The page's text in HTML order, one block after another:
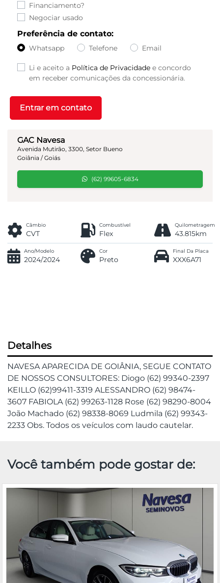
GAC Navesa
Avenida Mutirão, 3300, Setor Bueno
Goiânia / Goiás
(62) 99605-6834
Financiamento?
Negociar usado
Preferência de contato:
Whatsapp Telefone Email
Li e aceito a Política de Privacidade e concordo
em receber comunicações da concessionária.
Entrar em contato
Câmbio
CVT
Combustível
Flex
Quilometragem
43.815km
Ano/Modelo
2024/2024
Cor
Preto
Final Da Placa
XXX6A71
Detalhes
NAVESA APARECIDA DE GOIÂNIA, SEGUE CONTATO
DE NOSSOS CONSULTORES: Diogo (62) 99340-2397
KEILLO (62)99411-3319 ALESSANDRO (62) 98474-
3607 FABIOLA (62) 99263-1128 Rose (62) 98290-8004
João Machado (62) 98338-8069 Ludmila (62) 99343-
2233 Obs. Todos os veículos com laudo cautelar.
Você também pode gostar de: